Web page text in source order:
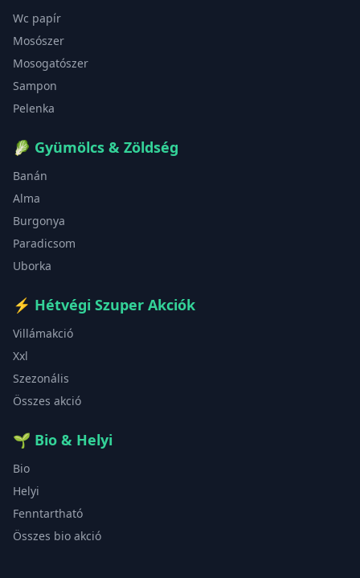
Wc papír
Mosószer
Mosogatószer
Sampon
Pelenka
🥬 Gyümölcs & Zöldség
Banán
Alma
Burgonya
Paradicsom
Uborka
⚡ Hétvégi Szuper Akciók
Villámakció
Xxl
Szezonális
Összes akció
🌱 Bio & Helyi
Bio
Helyi
Fenntartható
Összes bio akció